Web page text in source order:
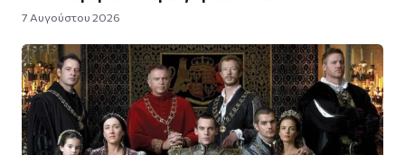
7 Αυγούστου 2026